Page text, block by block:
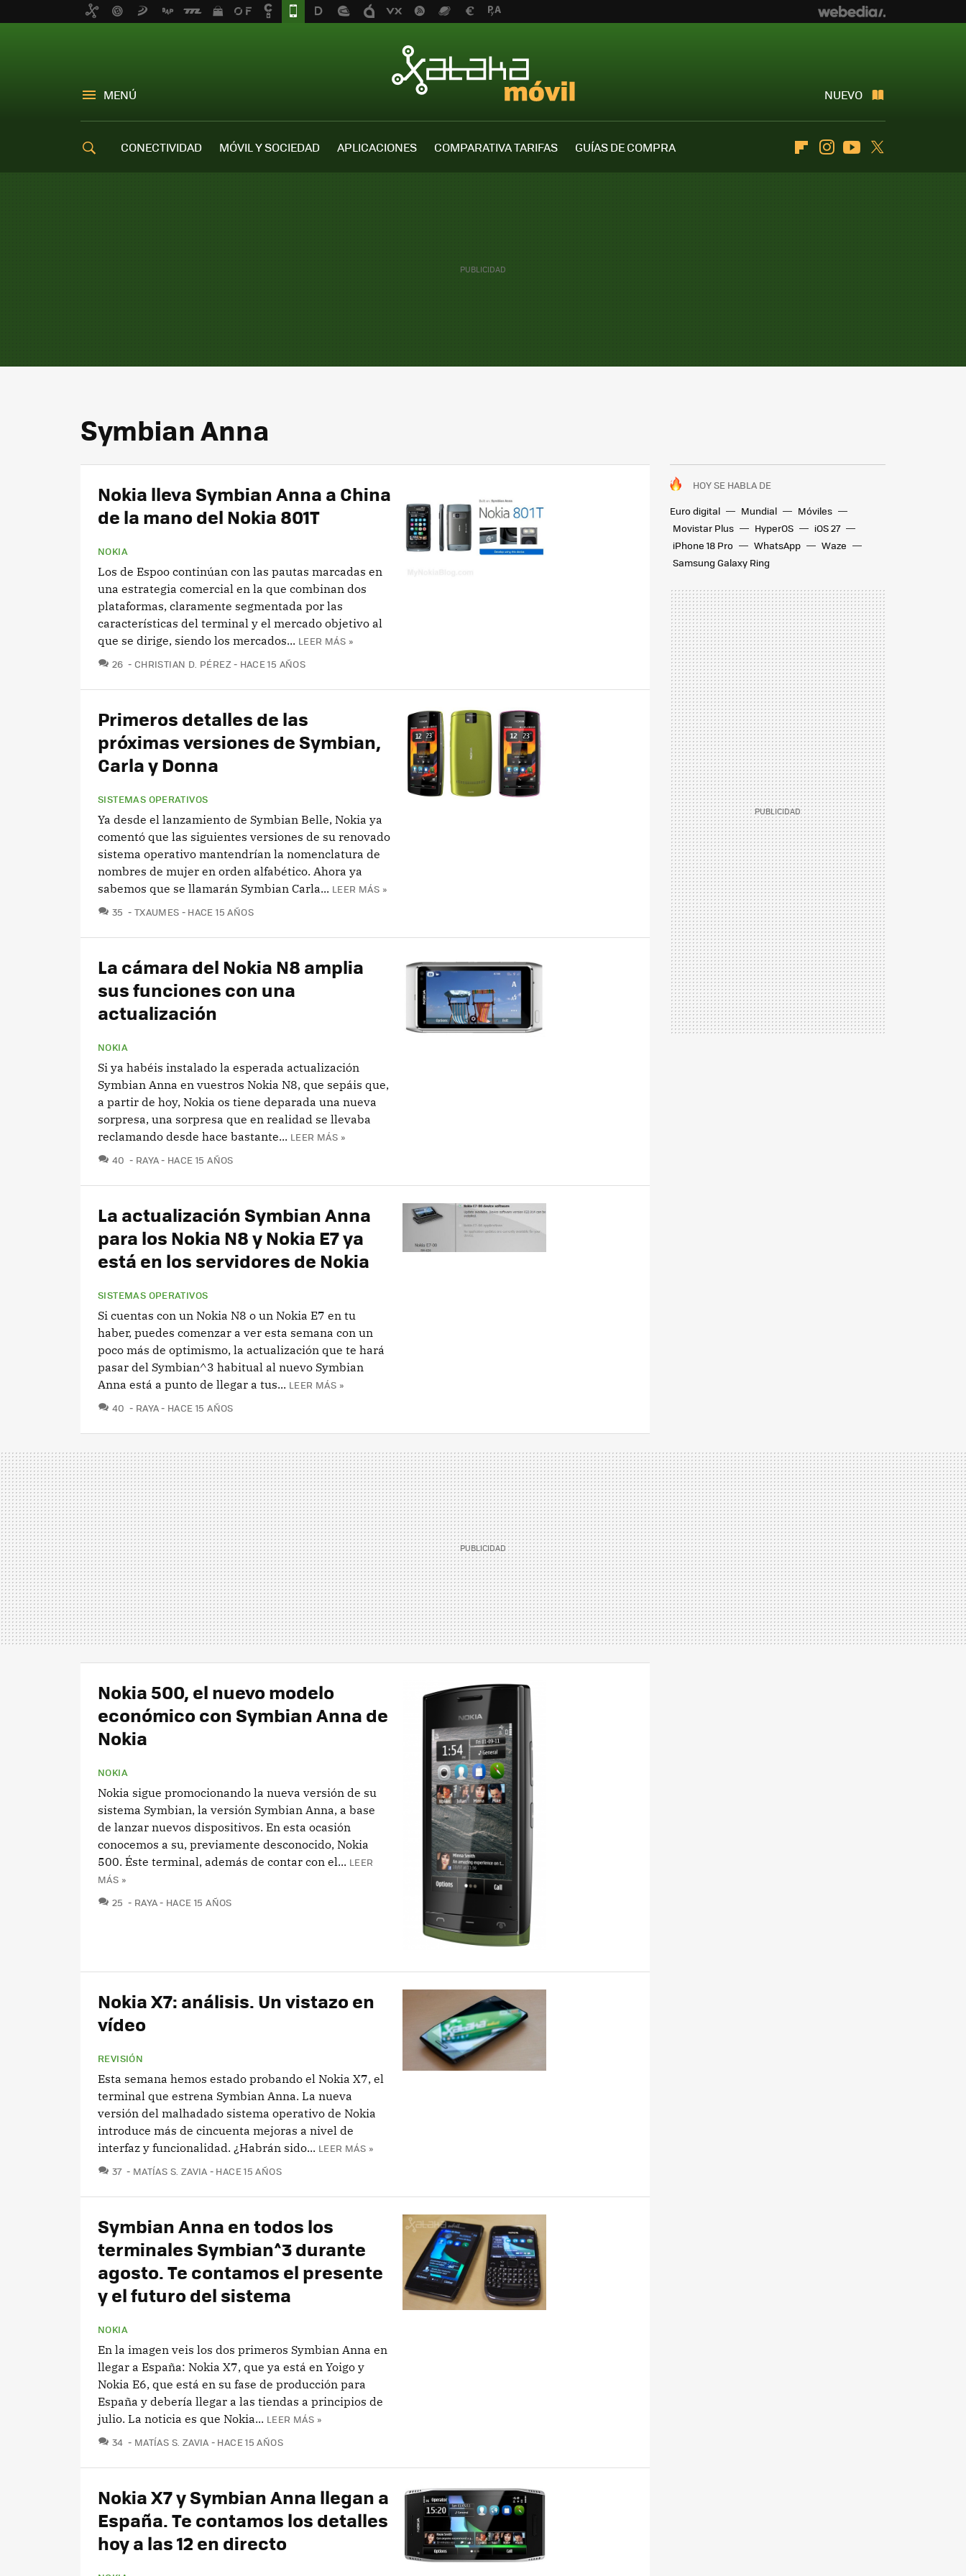
MENÚ NUEVO
CONECTIVIDAD MÓVIL Y SOCIEDAD APLICACIONES COMPARATIVA TARIFAS
GUÍAS DE COMPRA
FlipboardInstagramYoutube
Symbian Anna
HOY SE HABLA DE
Euro digital
Mundial
Móviles
Movistar Plus
HyperOS
iOS 27
iPhone 18 Pro
WhatsApp
Waze
Samsung Galaxy Ring
Nokia lleva Symbian Anna a China
de la mano del Nokia 801T
NOKIA
Los de Espoo continúan con las pautas marcadas en
una estrategia comercial en la que combinan dos
plataformas, claramente segmentada por las
características del terminal y el mercado objetivo al
que se dirige, siendo los mercados... LEER MÁS »
26 COMENTARIOS
CHRISTIAN D. PÉREZ HACE 15 AÑOS
Primeros detalles de las
próximas versiones de Symbian,
Carla y Donna
SISTEMAS OPERATIVOS
Ya desde el lanzamiento de Symbian Belle, Nokia ya
comentó que las siguientes versiones de su renovado
sistema operativo mantendrían la nomenclatura de
nombres de mujer en orden alfabético. Ahora ya
sabemos que se llamarán Symbian Carla... LEER MÁS »
35 COMENTARIOS
TXAUMES HACE 15 AÑOS
La cámara del Nokia N8 amplia
sus funciones con una
actualización
NOKIA
Si ya habéis instalado la esperada actualización
Symbian Anna en vuestros Nokia N8, que sepáis que,
a partir de hoy, Nokia os tiene deparada una nueva
sorpresa, una sorpresa que en realidad se llevaba
reclamando desde hace bastante... LEER MÁS »
40 COMENTARIOS
RAYA HACE 15 AÑOS
La actualización Symbian Anna
para los Nokia N8 y Nokia E7 ya
está en los servidores de Nokia
SISTEMAS OPERATIVOS
Si cuentas con un Nokia N8 o un Nokia E7 en tu
haber, puedes comenzar a ver esta semana con un
poco más de optimismo, la actualización que te hará
pasar del Symbian^3 habitual al nuevo Symbian
Anna está a punto de llegar a tus... LEER MÁS »
40 COMENTARIOS
RAYA HACE 15 AÑOS
Nokia 500, el nuevo modelo
económico con Symbian Anna de
Nokia
NOKIA
Nokia sigue promocionando la nueva versión de su
sistema Symbian, la versión Symbian Anna, a base
de lanzar nuevos dispositivos. En esta ocasión
conocemos a su, previamente desconocido, Nokia
500. Éste terminal, además de contar con el... LEER
MÁS »
25 COMENTARIOS
RAYA HACE 15 AÑOS
Nokia X7: análisis. Un vistazo en
vídeo
REVISIÓN
Esta semana hemos estado probando el Nokia X7, el
terminal que estrena Symbian Anna. La nueva
versión del malhadado sistema operativo de Nokia
introduce más de cincuenta mejoras a nivel de
interfaz y funcionalidad. ¿Habrán sido... LEER MÁS »
37 COMENTARIOS
MATÍAS S. ZAVIA HACE 15 AÑOS
Symbian Anna en todos los
terminales Symbian^3 durante
agosto. Te contamos el presente
y el futuro del sistema
NOKIA
En la imagen veis los dos primeros Symbian Anna en
llegar a España: Nokia X7, que ya está en Yoigo y
Nokia E6, que está en su fase de producción para
España y debería llegar a las tiendas a principios de
julio. La noticia es que Nokia... LEER MÁS »
34 COMENTARIOS
MATÍAS S. ZAVIA HACE 15 AÑOS
Nokia X7 y Symbian Anna llegan a
España. Te contamos los detalles
hoy a las 12 en directo